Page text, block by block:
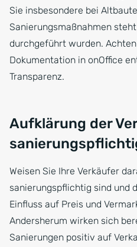
Sie insbesondere bei
Sanierungsmaßnahmen
durchgeführt wurden.
Dokumentation in onOffice
Transparenz.
Aufklärung der
Weisen Sie Ihre Verkäufer
sanierungspflichtig sind und
Einfluss auf Preis und
Andersherum wirken sich
Sanierungen positiv auf